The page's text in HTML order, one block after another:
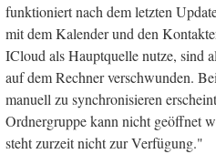
funktioniert nach dem letzten
mit dem Kalender und den
ICloud als Hauptquelle nutze, sind
auf dem Rechner verschwunden.
manuell zu synchronisieren
Ordnergruppe kann nicht geöffnet
steht zurzeit nicht zur Verfügung."